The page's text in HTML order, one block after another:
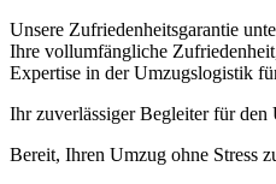
Unsere Zufriedenheitsgarantie
Ihre vollumfängliche
Expertise in der Umzugslogistik
Ihr zuverlässiger Begleiter für den
Bereit, Ihren Umzug ohne Stress